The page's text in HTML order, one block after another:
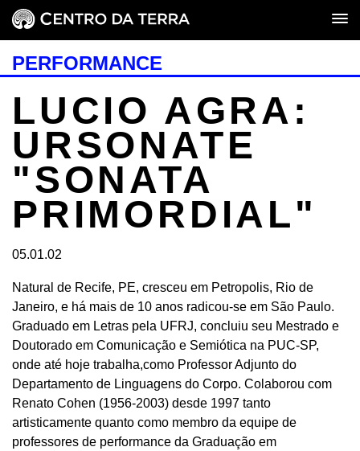
PERFORMANCE
LUCIO AGRA:
URSONA­TE
"SONATA
PRIMOR­DIAL"
05.01.02
Natural de Recife, PE, cresceu em Petropolis, Rio de
Janeiro, e há mais de 10 anos radicou-se em São Paulo.
Graduado em Letras pela UFRJ, concluiu seu Mestrado e
Doutorado em Comunicação e Semiótica na PUC-SP,
onde até hoje trabalha,como Professor Adjunto do
Departamento de Linguagens do Corpo. Colaborou com
Renato Cohen (1956-2003) desde 1997 tanto
artisticamente quanto como membro da equipe de
professores de performance da Graduação em